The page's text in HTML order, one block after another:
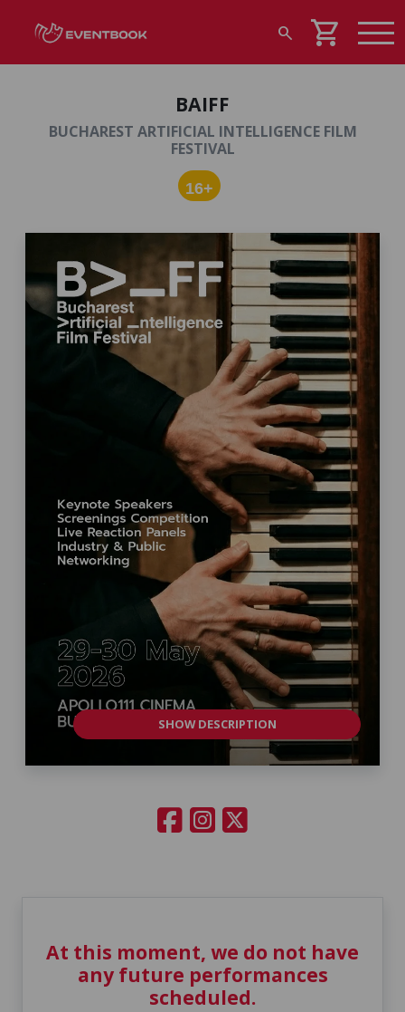
search shopping_cart
BAIFF
BUCHAREST ARTIFICIAL INTELLIGENCE FILM
FESTIVAL
16+
SHOW DESCRIPTION
At this moment, we do not have
any future performances
scheduled.